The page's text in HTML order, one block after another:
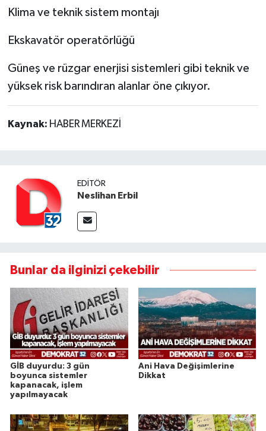
Klima ve teknik sistem montajı
Ekskavatör operatörlüğü
Güneş ve rüzgar enerjisi sistemleri gibi teknik ve
yüksek risk barındıran alanlar öne çıkıyor.
Kaynak: HABER MERKEZİ
EDITÖR
Neslihan Erbil
Bunlar da ilginizi çekebilir
GİB duyurdu: 3 gün
boyunca sistemler
kapanacak, işlem
yapılmayacak
Ani Hava Değişimlerine
Dikkat